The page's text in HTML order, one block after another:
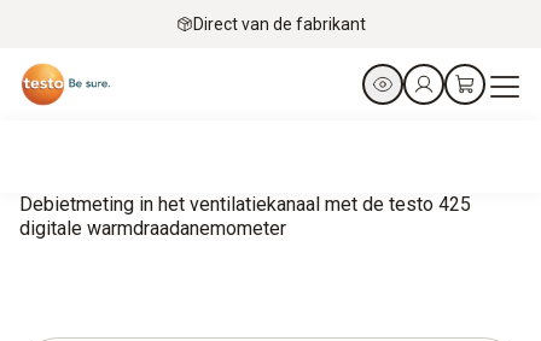
Direct van de fabrikant
Debietmeting in het ventilatiekanaal met de testo 425
digitale warmdraadanemometer